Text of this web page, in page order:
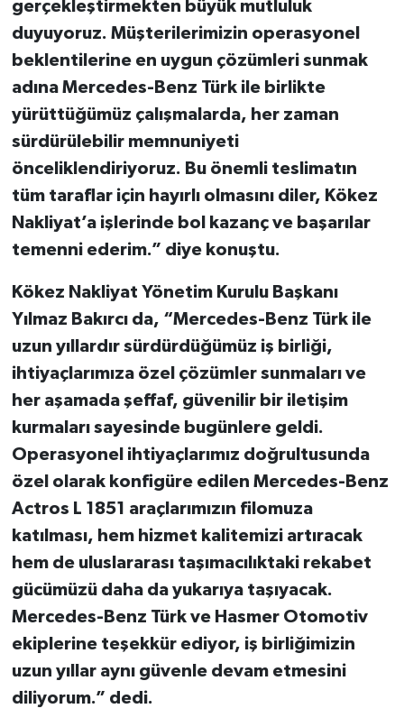
gerçekleştirmekten büyük mutluluk
duyuyoruz. Müşterilerimizin operasyonel
beklentilerine en uygun çözümleri sunmak
ad ına Mercedes-Benz Türk ile birlikte
yürüttüğümüz çal ışmalarda, her zaman
sürd ürülebilir memnuniyeti
önceliklendiriyoruz. Bu önemli teslimatın
tüm taraflar için hayırl ıolmasınıdiler, Kö kez
Nakliyat’a iş lerinde bol kazançve başarılar
temenni ederim.” diye konuştu.
Kökez Nakliyat Yönetim Kurulu Baş kanı
Yılmaz Bakırcıda, “Mercedes-Benz Türk ile
uzun yıllardır sürdürdüğümüz iş birliği,
ihtiyaçlarımıza özel çözümler sunmalarıve
her aşamada şeffaf, güvenilir bir iletişim
kurmaları sayesinde bugünlere geldi.
Operasyonel ihtiyaçlarımız doğrultusunda
özel olarak konfigüre edilen Mercedes-Benz
Actros L 1851 araçlarımızın filomuza
katılması, hem hizmet kalitemizi artıracak
hem de uluslararası taşımacılıktaki rekabet
gücümüzü daha da yukarıya taşıyacak.
Mercedes-Benz Türk ve Hasmer Otomotiv
ekiplerine teşekkür ediyor, iş birliğimizin
uzun yıllar aynı güvenle devam etmesini
diliyorum.” dedi.